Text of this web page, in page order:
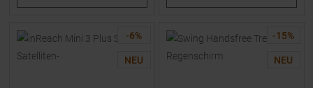
-6%
NEU
-15%
NEU